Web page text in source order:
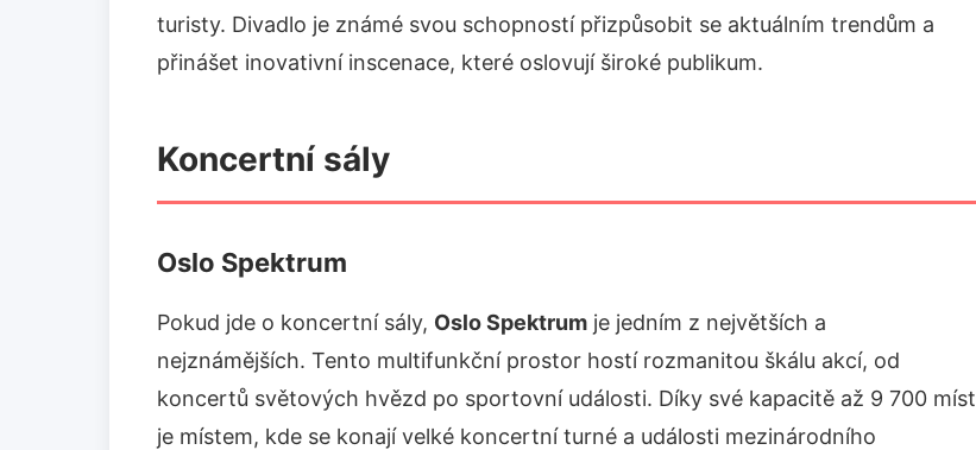
turisty. Divadlo je známé svou schopností přizpůsobit se aktuálním trendům a
přinášet inovativní inscenace, které oslovují široké publikum.
Koncertní sály
Oslo Spektrum
Pokud jde o koncertní sály, Oslo Spektrum je jedním z největších a
nejznámějších. Tento multifunkční prostor hostí rozmanitou škálu akcí, od
koncertů světových hvězd po sportovní události. Díky své kapacitě až 9 700 míst
je místem, kde se konají velké koncertní turné a události mezinárodního